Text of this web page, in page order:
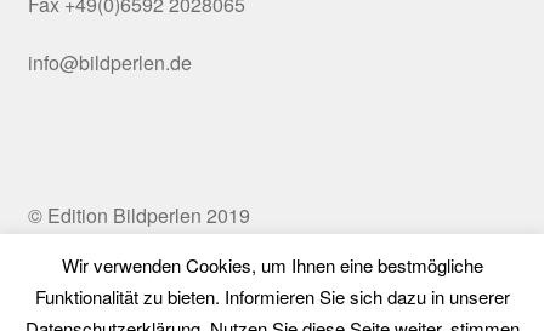
info@bildperlen.de
© Edition Bildperlen 2019
Vertrag widerrufen
Wir verwenden Cookies, um Ihnen eine bestmögliche
Funktionalität zu bieten. Informieren Sie sich dazu in unserer